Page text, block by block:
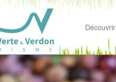
Découvrir